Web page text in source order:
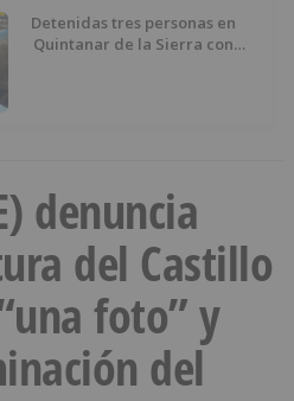
Detenidas tres personas en
Quintanar de la Sierra con
denuncia
del Castillo
foto” y
del